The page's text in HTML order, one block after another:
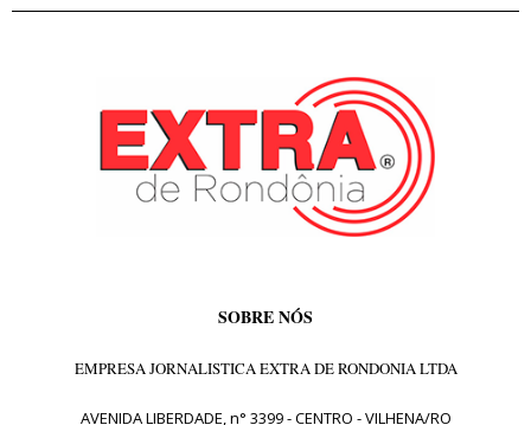
SOBRE NÓS
EMPRESA JORNALISTICA EXTRA DE RONDONIA LTDA
AVENIDA LIBERDADE, n° 3399 - CENTRO - VILHENA/RO